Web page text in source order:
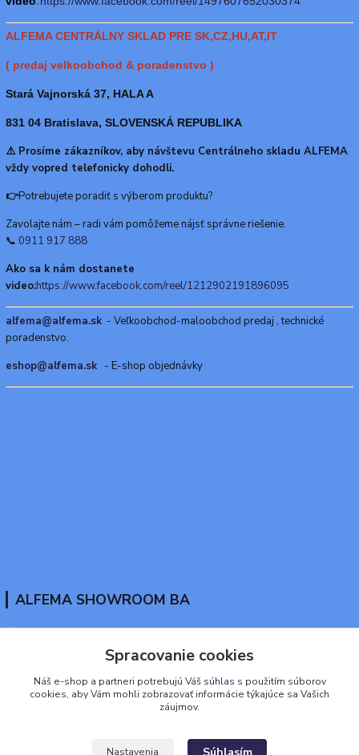
ALFEMA CENTRÁLNY SKLAD PRE SK,CZ,HU,AT,IT
( predaj velkoobchod & poradenstvo )
Stará Vajnorská 37, HALA A
831 04 Bratislava, SLOVENSKÁ REPUBLIKA
⚠️ Prosíme zákazníkov, aby návštevu Centrálneho skladu ALFEMA
vždy vopred telefonicky dohodli.
👉Potrebujete poradiť s výberom produktu?
Zavolajte nám – radi vám pomôžeme nájsť správne riešenie.
📞 0911 917 888
Ako sa k nám dostanete
video:https://www.facebook.com/reel/1212902191896095
alfema@alfema.sk - Veľkoobchod-maloobchod predaj , technické
poradenstvo.
eshop@alfema.sk - E-shop objednávky
ALFEMA SHOWROOM BA
+421911917888
Spracovanie cookies
Náš e-shop a partneri potrebujú Váš súhlas s použitím súborov
cookies, aby Vám mohli zobrazovať informácie týkajúce sa Vašich
záujmov.
Nastavenia